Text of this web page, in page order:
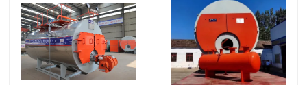
Video
Tentang kami